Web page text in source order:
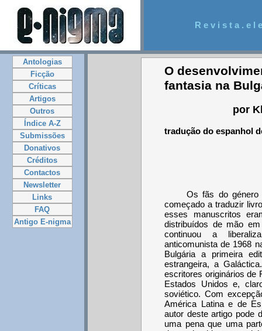
R e v i s t a . e l
Antologias
Ficção
Críticas
Artigos
Outros
Índice A-Z
Submissões
Donativos
Créditos
Contactos
Newsletter
Links
FAQ
Antigo E-nigma
O
fantasia na
por
tradução do espanhol
Os fãs do género
começado a traduzir
esses manuscritos
distribuídos de mão
continuou a
anticomunista de 1968
Bulgária a primeira
estrangeira, a
escritores originários de
Estados Unidos e,
soviético. Com
América Latina e de
autor deste artigo pode
uma pena que uma